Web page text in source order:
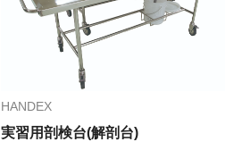
プライバシーポリシー
HANDEX
実習用剖検台(解剖台)